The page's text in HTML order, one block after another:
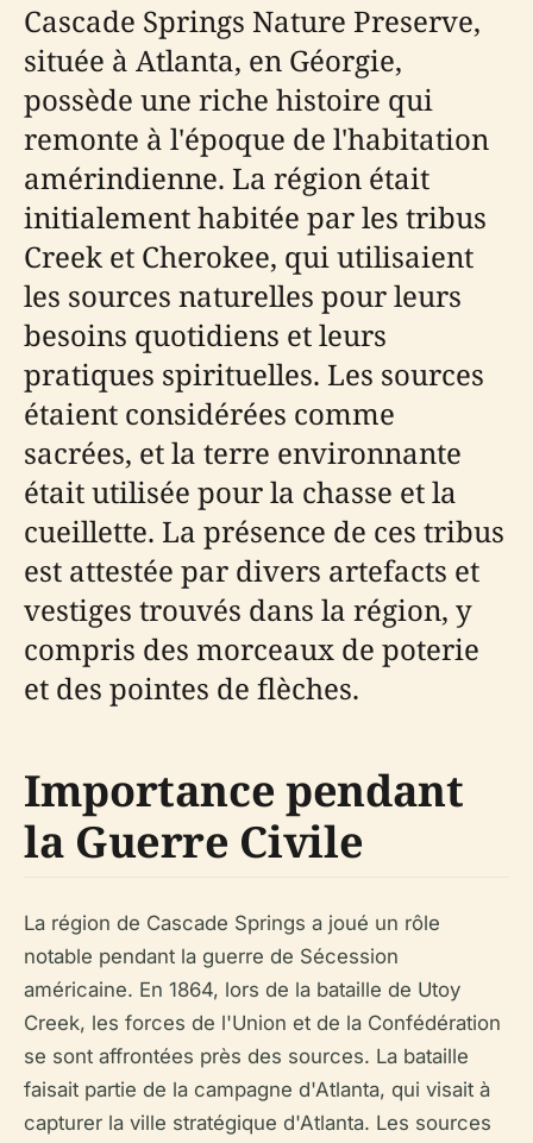
Cascade Springs Nature Preserve,
située à Atlanta, en Géorgie,
possède une riche histoire qui
remonte à l'époque de l'habitation
amérindienne. La région était
initialement habitée par les tribus
Creek et Cherokee, qui utilisaient
les sources naturelles pour leurs
besoins quotidiens et leurs
pratiques spirituelles. Les sources
étaient considérées comme
sacrées, et la terre environnante
était utilisée pour la chasse et la
cueillette. La présence de ces tribus
est attestée par divers artefacts et
vestiges trouvés dans la région, y
compris des morceaux de poterie
et des pointes de flèches.
Importance pendant
la Guerre Civile
La région de Cascade Springs a joué un rôle
notable pendant la guerre de Sécession
américaine. En 1864, lors de la bataille de Utoy
Creek, les forces de l'Union et de la Confédération
se sont affrontées près des sources. La bataille
faisait partie de la campagne d'Atlanta, qui visait à
capturer la ville stratégique d'Atlanta. Les sources